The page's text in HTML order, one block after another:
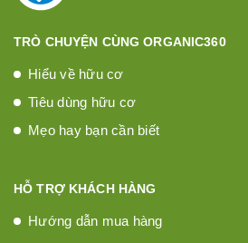
TRÒ CHUYỆN CÙNG ORGANIC360
Hiểu về hữu cơ
Tiêu dùng hữu cơ
Mẹo hay bạn cần biết
HỖ TRỢ KHÁCH HÀNG
Hướng dẫn mua hàng